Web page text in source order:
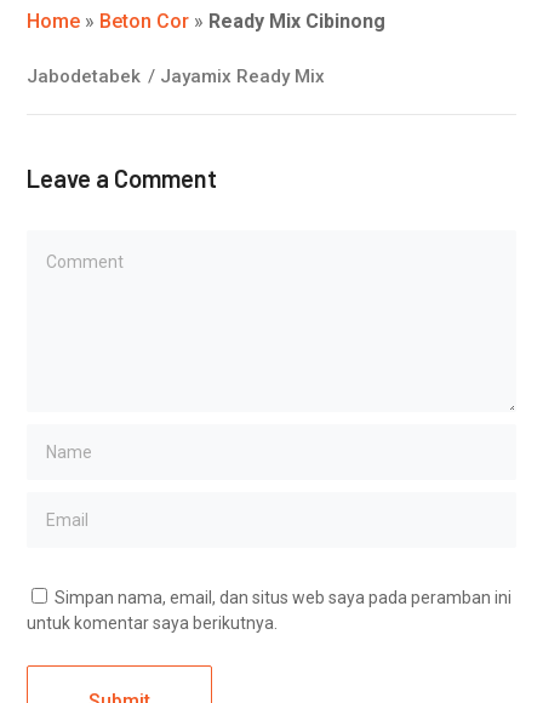
Home » Beton Cor » Ready Mix Cibinong
Jabodetabek / Jayamix Ready Mix
Leave a Comment
Simpan nama, email, dan situs web saya pada peramban ini
untuk komentar saya berikutnya.